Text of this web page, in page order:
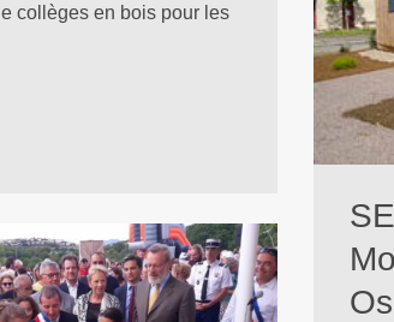
collèges en bois pour les